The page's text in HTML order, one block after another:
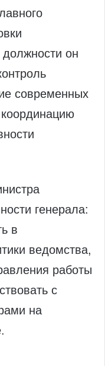
он
современных
генерала:
в
ведомства,
работы
с
на